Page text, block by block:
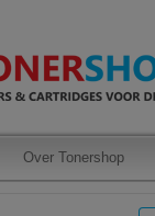
Over Tonershop